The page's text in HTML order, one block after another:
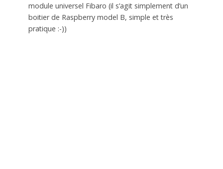
module universel Fibaro (il s’agit simplement d’un
boitier de Raspberry model B, simple et très
pratique :-))